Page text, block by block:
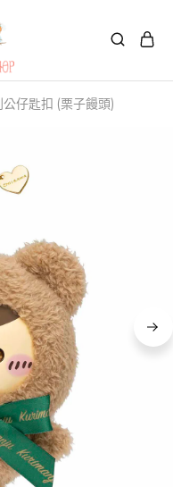
仔匙扣 (栗子饅頭)